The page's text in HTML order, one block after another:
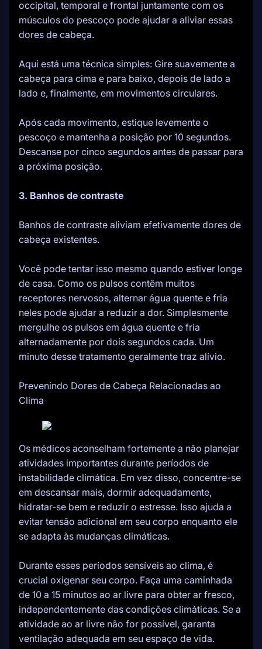
occipital, temporal e frontal juntamente com os
músculos do pescoço pode ajudar a aliviar essas
dores de cabeça.
Aqui está uma técnica simples: Gire suavemente a
cabeça para cima e para baixo, depois de lado a
lado e, finalmente, em movimentos circulares.
Após cada movimento, estique levemente o
pescoço e mantenha a posição por 10 segundos.
Descanse por cinco segundos antes de passar para
a próxima posição.
3. Banhos de contraste
Banhos de contraste aliviam efetivamente dores de
cabeça existentes.
Você pode tentar isso mesmo quando estiver longe
de casa. Como os pulsos contêm muitos
receptores nervosos, alternar água quente e fria
neles pode ajudar a reduzir a dor. Simplesmente
mergulhe os pulsos em água quente e fria
alternadamente por dois segundos cada. Um
minuto desse tratamento geralmente traz alívio.
Prevenindo Dores de Cabeça Relacionadas ao
Clima
Os médicos aconselham fortemente a não planejar
atividades importantes durante períodos de
instabilidade climática. Em vez disso, concentre-se
em descansar mais, dormir adequadamente,
hidratar-se bem e reduzir o estresse. Isso ajuda a
evitar tensão adicional em seu corpo enquanto ele
se adapta às mudanças climáticas.
Durante esses períodos sensíveis ao clima, é
crucial oxigenar seu corpo. Faça uma caminhada
de 10 a 15 minutos ao ar livre para obter ar fresco,
independentemente das condições climáticas. Se a
atividade ao ar livre não for possível, garanta
ventilação adequada em seu espaço de vida.